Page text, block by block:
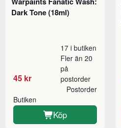
Dark Tone (18ml)
45 kr
17 i butiken
Fler än 20
på
postorder
Butiken
Postorder
Köp